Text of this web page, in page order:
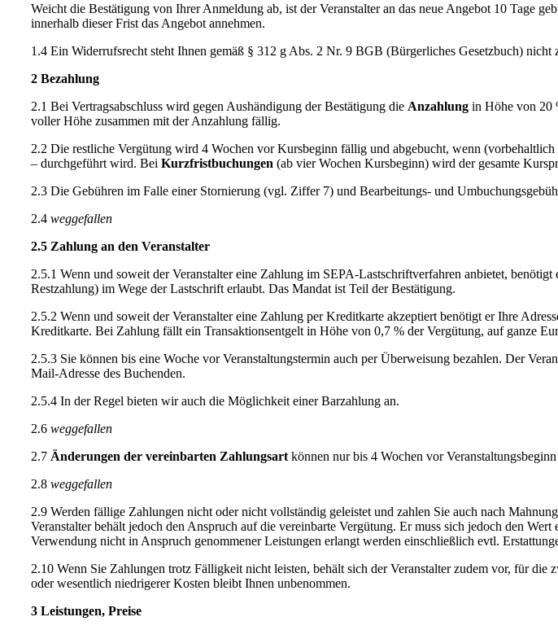
Weicht die Bestätigung von Ihrer Anmeldung ab, ist der Veranstalter an das neue Angebot 10 Tage
innerhalb dieser Frist das Angebot annehmen.
1.4 Ein Widerrufsrecht steht Ihnen gemäß § 312 g Abs. 2 Nr. 9 BGB (Bürgerliches Gesetzbuch) nicht
2 Bezahlung
2.1 Bei Vertragsabschluss wird gegen Aushändigung der Bestätigung die Anzahlung in Höhe von 20
voller Höhe zusammen mit der Anzahlung fällig.
2.2 Die restliche Vergütung wird 4 Wochen vor Kursbeginn fällig und abgebucht, wenn
– durchgeführt wird. Bei Kurzfristbuchungen (ab vier Wochen Kursbeginn) wird der gesamte
2.3 Die Gebühren im Falle einer Stornierung (vgl. Ziffer 7) und Bearbeitungs- und
2.4 weggefallen
2.5 Zahlung an den Veranstalter
2.5.1 Wenn und soweit der Veranstalter eine Zahlung im SEPA-Lastschriftverfahren anbietet,
Restzahlung) im Wege der Lastschrift erlaubt. Das Mandat ist Teil der Bestätigung.
2.5.2 Wenn und soweit der Veranstalter eine Zahlung per Kreditkarte akzeptiert benötigt er Ihre
Kreditkarte. Bei Zahlung fällt ein Transaktionsentgelt in Höhe von 0,7 % der Vergütung, auf ganze
2.5.3 Sie können bis eine Woche vor Veranstaltungstermin auch per Überweisung bezahlen. Der
Mail-Adresse des Buchenden.
2.5.4 In der Regel bieten wir auch die Möglichkeit einer Barzahlung an.
2.6 weggefallen
2.7 Änderungen der vereinbarten Zahlungsart können nur bis 4 Wochen vor
2.8 weggefallen
2.9 Werden fällige Zahlungen nicht oder nicht vollständig geleistet und zahlen Sie auch nach
Veranstalter behält jedoch den Anspruch auf die vereinbarte Vergütung. Er muss sich jedoch den
Verwendung nicht in Anspruch genommener Leistungen erlangt werden einschließlich evtl.
2.10 Wenn Sie Zahlungen trotz Fälligkeit nicht leisten, behält sich der Veranstalter zudem vor, für
oder wesentlich niedrigerer Kosten bleibt Ihnen unbenommen.
3 Leistungen, Preise